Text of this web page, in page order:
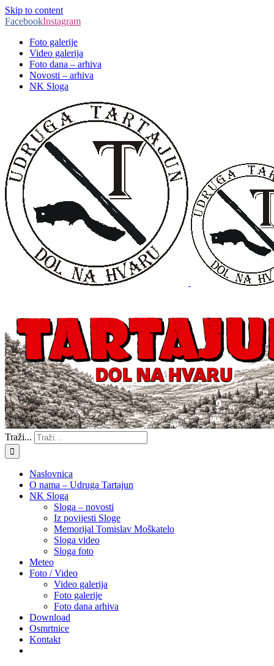
Skip to content
FacebookInstagram
Foto galerije
Video galerija
Foto dana – arhiva
Novosti – arhiva
NK Sloga
Traži...
Naslovnica
O nama – Udruga Tartajun
NK Sloga
Sloga – novosti
Iz povijesti Sloge
Memorijal Tomislav Moškatelo
Sloga video
Sloga foto
Meteo
Foto / Video
Video galerija
Foto galerije
Foto dana arhiva
Download
Osmrtnice
Kontakt